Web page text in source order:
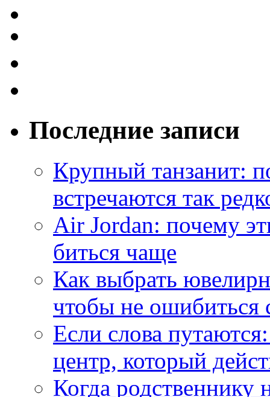
Последние записи
Крупный танзанит:
встречаются так
Air Jordan: почему
биться чаще
Как выбрать
чтобы не ошибиться
Если слова
центр, который
Когда